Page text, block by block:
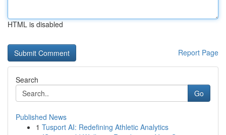
HTML is disabled
Report Page
Search
Go
Published News
1 Tusport AI: Redefining Athletic Analytics